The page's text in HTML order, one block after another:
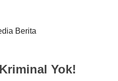
Berita
Yok!